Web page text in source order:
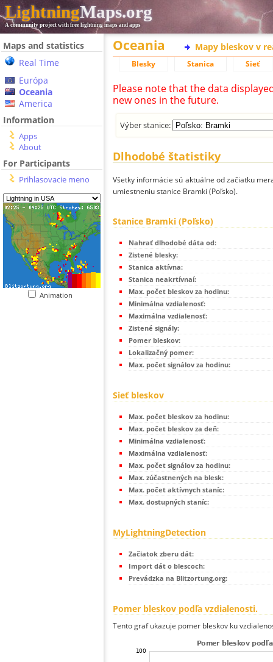
LightningMaps.org
A community project with free lightning maps and apps
Maps and statistics
Real Time
Európa
Oceania
America
Information
Apps
About
For Participants
Prihlasovacie meno
Animation
Oceania Mapy bleskov v
Blesky Stanica Sieť
Please note that the data
new ones in the future.
Výber stanice:
Dlhodobé štatistiky
Všetky informácie sú aktuálne od začiatku
umiestneniu stanice Bramki (Poľsko).
Stanice Bramki (Poľsko)
Nahrať dlhodobé dáta od:
Zistené blesky:
Stanica aktívna:
Stanica neakrtívnaí:
Max. počet bleskov za hodinu:
Minimálna vzdialenosť:
Maximálna vzdialenosť:
Zistené signály:
Pomer bleskov:
Lokalizačný pomer:
Max. počet signálov za hodinu:
Sieť bleskov
Max. počet bleskov za hodinu:
Max. počet bleskov za deň:
Minimálna vzdialenosť:
Maximálna vzdialenosť:
Max. počet signálov za hodinu:
Max. zúčastnených na blesk:
Max. počet aktívnych staníc:
Max. dostupných staníc:
MyLightningDetection
Začiatok zberu dát:
Import dát o blescoch:
Prevádzka na Blitzortung.org:
Pomer bleskov podľa vzdialenosti.
Tento graf ukazuje pomer bleskov ku